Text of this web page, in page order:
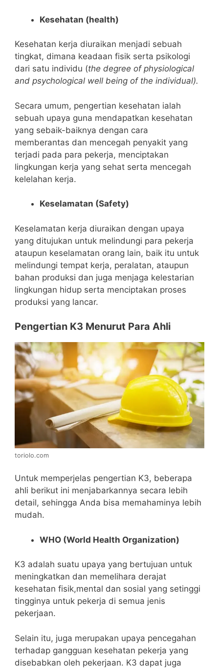
Kesehatan (health)
Kesehatan kerja diuraikan menjadi sebuah
tingkat, dimana keadaan fisik serta psikologi
dari satu individu (the degree of physiological
and psychological well being of the individual).
Secara umum, pengertian kesehatan ialah
sebuah upaya guna mendapatkan kesehatan
yang sebaik-baiknya dengan cara
memberantas dan mencegah penyakit yang
terjadi pada para pekerja, menciptakan
lingkungan kerja yang sehat serta mencegah
kelelahan kerja.
Keselamatan (Safety)
Keselamatan kerja diuraikan dengan upaya
yang ditujukan untuk melindungi para pekerja
ataupun keselamatan orang lain, baik itu untuk
melindungi tempat kerja, peralatan, ataupun
bahan produksi dan juga menjaga kelestarian
lingkungan hidup serta menciptakan proses
produksi yang lancar.
Pengertian K3 Menurut Para Ahli
toriolo.com
Untuk memperjelas pengertian K3, beberapa
ahli berikut ini menjabarkannya secara lebih
detail, sehingga Anda bisa memahaminya lebih
mudah.
WHO (World Health Organization)
K3 adalah suatu upaya yang bertujuan untuk
meningkatkan dan memelihara derajat
kesehatan fisik,mental dan sosial yang setinggi
tingginya untuk pekerja di semua jenis
pekerjaan.
Selain itu, juga merupakan upaya pencegahan
terhadap gangguan kesehatan pekerja yang
disebabkan oleh pekerjaan. K3 dapat juga